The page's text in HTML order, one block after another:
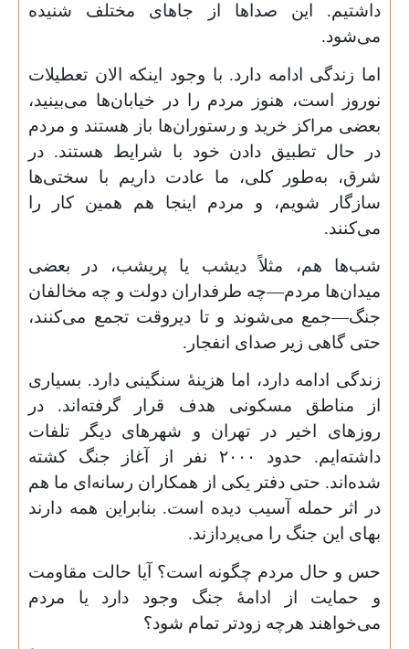
داشتیم. این صداها از جاهای مختلف شنیده
می‌شود.
اما زندگی ادامه دارد. با وجود اینکه الان تعطیلات
نوروز است، هنوز مردم را در خیابان‌ها می‌بینید،
بعضی مراکز خرید و رستوران‌ها باز هستند و مردم
در حال تطبیق دادن خود با شرایط هستند. در
شرق، به‌طور کلی، ما عادت داریم با سختی‌ها
سازگار شویم، و مردم اینجا هم همین کار را
می‌کنند.
شب‌ها هم، مثلاً دیشب یا پریشب، در بعضی
میدان‌ها مردم—چه طرفداران دولت و چه مخالفان
جنگ—جمع می‌شوند و تا دیروقت تجمع می‌کنند،
حتی گاهی زیر صدای انفجار.
زندگی ادامه دارد، اما هزینهٔ سنگینی دارد. بسیاری
از مناطق مسکونی هدف قرار گرفته‌اند. در
روزهای اخیر در تهران و شهرهای دیگر تلفات
داشته‌ایم. حدود ۲۰۰۰ نفر از آغاز جنگ کشته
شده‌اند. حتی دفتر یکی از همکاران رسانه‌ای ما هم
در اثر حمله آسیب دیده است. بنابراین همه دارند
بهای این جنگ را می‌پردازند.
حس و حال مردم چگونه است؟ آیا حالت مقاومت
و حمایت از ادامهٔ جنگ وجود دارد یا مردم
می‌خواهند هرچه زودتر تمام شود؟